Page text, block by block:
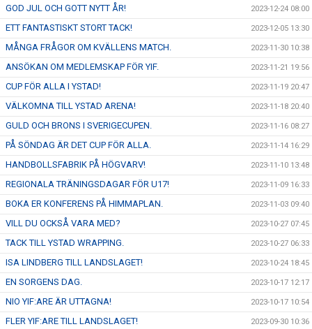
GOD JUL OCH GOTT NYTT ÅR! 2023-12-24 08:00
ETT FANTASTISKT STORT TACK! 2023-12-05 13:30
MÅNGA FRÅGOR OM KVÄLLENS MATCH. 2023-11-30 10:38
ANSÖKAN OM MEDLEMSKAP FÖR YIF. 2023-11-21 19:56
CUP FÖR ALLA I YSTAD! 2023-11-19 20:47
VÄLKOMNA TILL YSTAD ARENA! 2023-11-18 20:40
GULD OCH BRONS I SVERIGECUPEN. 2023-11-16 08:27
PÅ SÖNDAG ÄR DET CUP FÖR ALLA. 2023-11-14 16:29
HANDBOLLSFABRIK PÅ HÖGVARV! 2023-11-10 13:48
REGIONALA TRÄNINGSDAGAR FÖR U17! 2023-11-09 16:33
BOKA ER KONFERENS PÅ HIMMAPLAN. 2023-11-03 09:40
VILL DU OCKSÅ VARA MED? 2023-10-27 07:45
TACK TILL YSTAD WRAPPING. 2023-10-27 06:33
ISA LINDBERG TILL LANDSLAGET! 2023-10-24 18:45
EN SORGENS DAG. 2023-10-17 12:17
NIO YIF:ARE ÄR UTTAGNA! 2023-10-17 10:54
FLER YIF:ARE TILL LANDSLAGET! 2023-09-30 10:36